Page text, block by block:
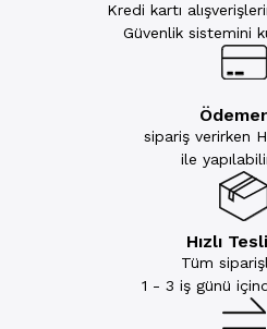
Kredi kartı
Güvenlik sistemini
sipariş verirken
ile
Hızlı
Tüm
1 - 3 iş günü